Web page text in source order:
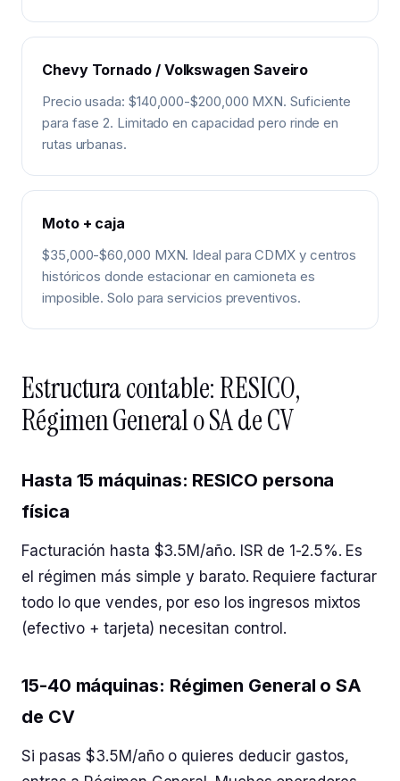
Chevy Tornado / Volkswagen Saveiro
Precio usada: $140,000-$200,000 MXN. Suficiente
para fase 2. Limitado en capacidad pero rinde en
rutas urbanas.
Moto + caja
$35,000-$60,000 MXN. Ideal para CDMX y centros
históricos donde estacionar en camioneta es
imposible. Solo para servicios preventivos.
Estructura contable: RESICO,
Régimen General o SA de CV
Hasta 15 máquinas: RESICO persona
física
Facturación hasta $3.5M/año. ISR de 1-2.5%. Es
el régimen más simple y barato. Requiere facturar
todo lo que vendes, por eso los ingresos mixtos
(efectivo + tarjeta) necesitan control.
15-40 máquinas: Régimen General o SA
de CV
Si pasas $3.5M/año o quieres deducir gastos,